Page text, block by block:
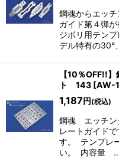
鋼魂からエッ
ガイド第４弾
ジボリ用テン
デル特有の30°
【10％OFF!!
ト 143 [AW-
1,187 円 (税込)
鋼魂 エッチン
レートガイド
す。 テンプレ
い。 内容量